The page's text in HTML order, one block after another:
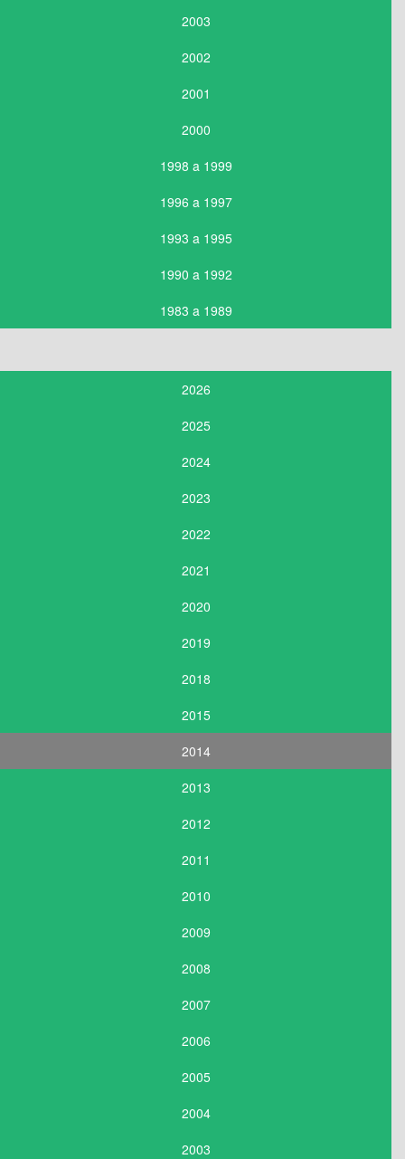
2003
2002
2001
2000
1998 a 1999
1996 a 1997
1993 a 1995
1990 a 1992
1983 a 1989
2026
2025
2024
2023
2022
2021
2020
2019
2018
2015
2014
2013
2012
2011
2010
2009
2008
2007
2006
2005
2004
2003